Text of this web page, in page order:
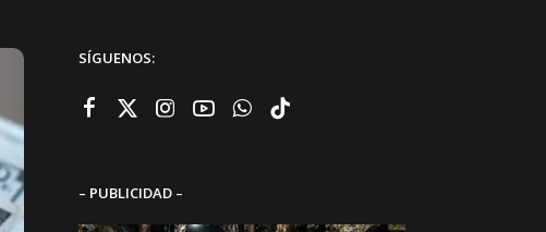
SÍGUENOS:
– PUBLICIDAD –